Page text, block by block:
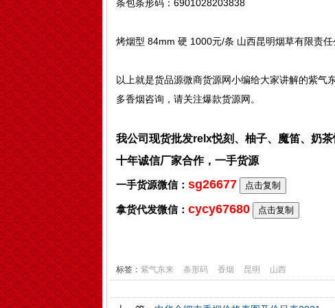
条包条形码：6901028203838
烤烟型 84mm 硬 1000元/条 山西昆明烟草有限责任
以上就是货品源微商货源网小编给大家讲解的紫气
多香烟咨询，请关注爆款货源网。
我公司现货批发relx悦刻、柚子、魔笛、奶
十年诚信厂家合作，一手货源
一手货源微信： sg26677 点击复制
拿货代发微信： cycy67680 点击复制
标签： 紫气东来 条形码 香烟 昆明 山西